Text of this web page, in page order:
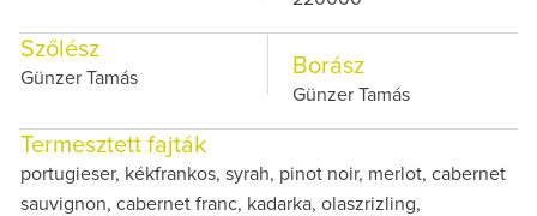
Szőlész
Günzer Tamás Borász
Günzer Tamás
Termesztett fajták
portugieser, kékfrankos, syrah, pinot noir, merlot, cabernet
sauvignon, cabernet franc, kadarka, olaszrizling,